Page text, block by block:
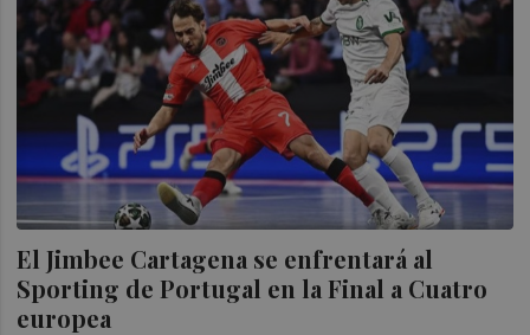
El Jimbee Cartagena se enfrentará al
Sporting de Portugal en la Final a Cuatro
europea